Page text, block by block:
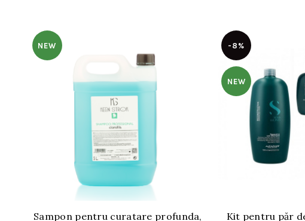
NEW
Sampon pentru curatare profunda,
-8%
NEW
Kit pentru păr